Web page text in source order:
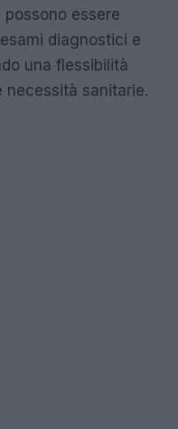
possono essere
diagnostici e
una flessibilità
necessità sanitarie.